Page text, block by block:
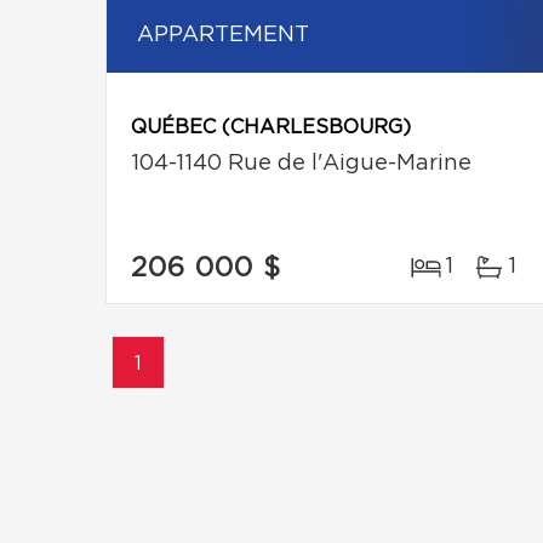
APPARTEMENT
QUÉBEC (CHARLESBOURG)
104-1140 Rue de l'Aigue-Marine
206 000 $ 1 1
1